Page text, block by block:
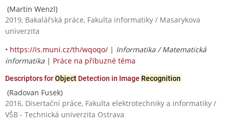
(Martin Wenzl)
2019, Bakalářská práce, Fakulta informatiky / Masarykova
univerzita
• https://is.muni.cz/th/wqoqo/ | Informatika / Matematická
informatika | Práce na příbuzné téma
Descriptors forObject Detection in Image Recognition
(Radovan Fusek)
2016, Disertační práce, Fakulta elektrotechniky a informatiky /
VŠB - Technická univerzita Ostrava